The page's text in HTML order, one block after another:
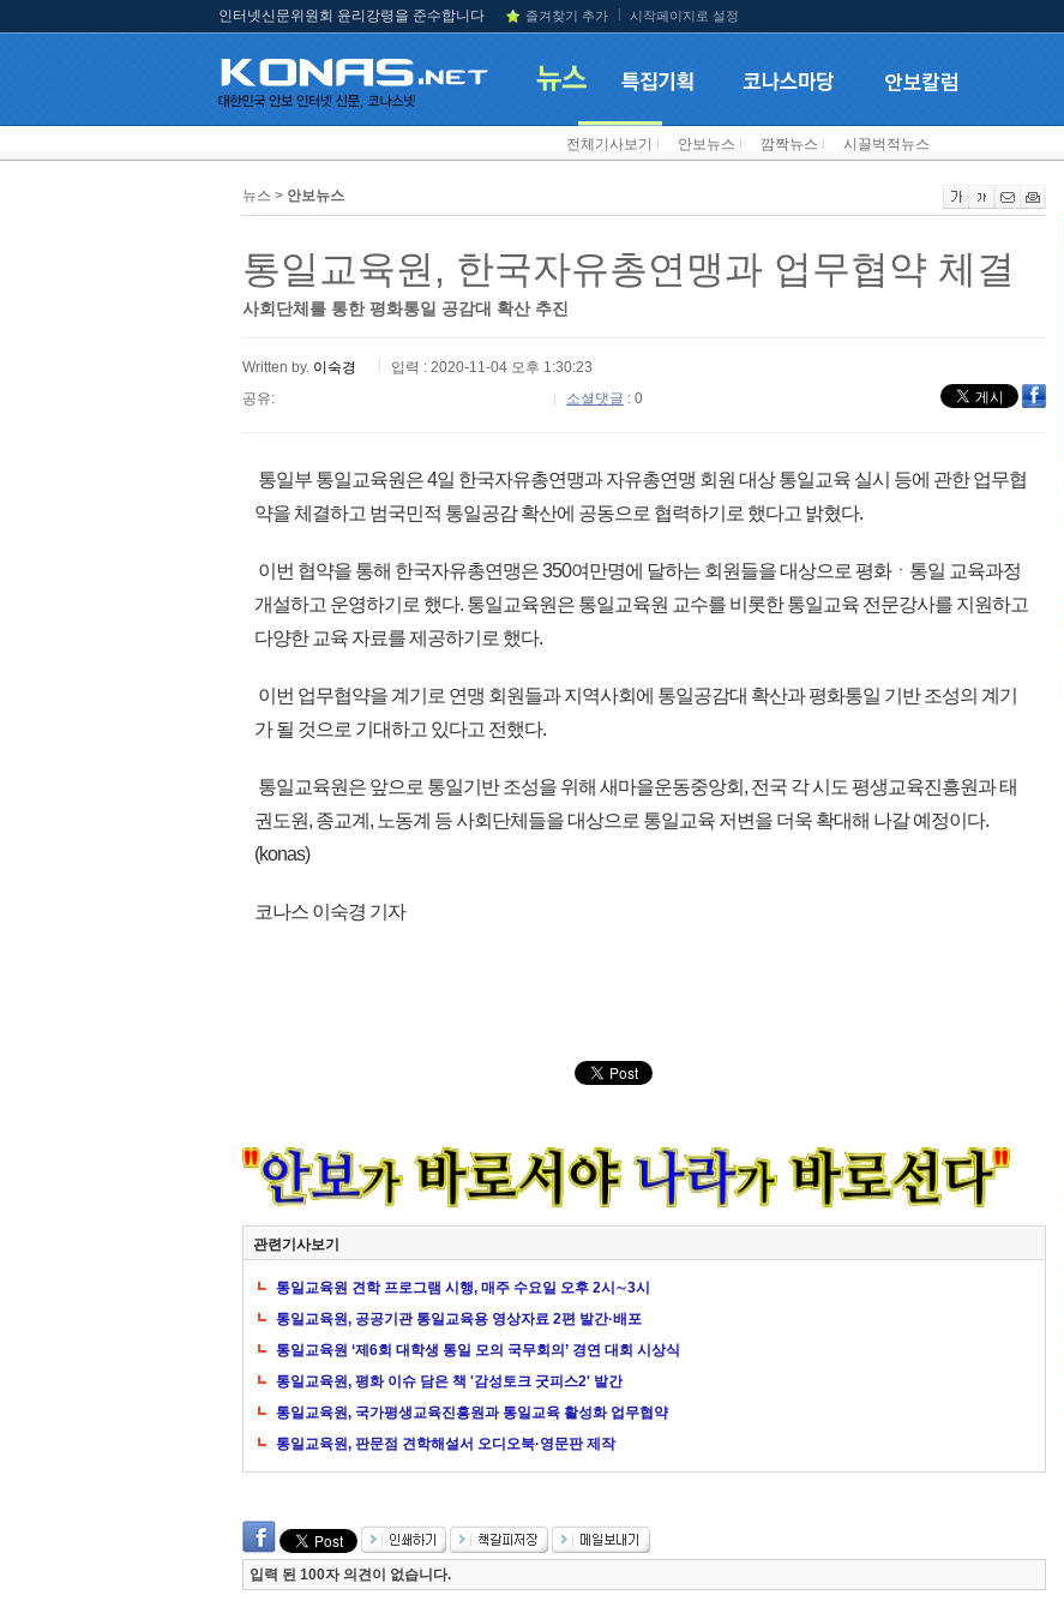
인터넷신문위원회 윤리강령을 준수합니다 즐겨찾기 추가 시작페이지로 설정
전체기사보기 안보뉴스 깜짝뉴스 시끌벅적뉴스
뉴스 > 안보뉴스
통일교육원, 한국자유총연맹과 업무협약 체결
사회단체를 통한 평화통일 공감대 확산 추진
Written by. 이숙경
입력 : 2020-11-04 오후 1:30:23
공유:
소셜댓글 : 0
통일부 통일교육원은 4일 한국자유총연맹과 자유총연맹 회원 대상 통일교육 실시 등에 관한 업무협
약을 체결하고 범국민적 통일공감 확산에 공동으로 협력하기로 했다고 밝혔다.
이번 협약을 통해 한국자유총연맹은 350여만명에 달하는 회원들을 대상으로 평화ㆍ통일 교육과정
개설하고 운영하기로 했다. 통일교육원은 통일교육원 교수를 비롯한 통일교육 전문강사를 지원하고
다양한 교육 자료를 제공하기로 했다.
이번 업무협약을 계기로 연맹 회원들과 지역사회에 통일공감대 확산과 평화통일 기반 조성의 계기
가 될 것으로 기대하고 있다고 전했다.
통일교육원은 앞으로 통일기반 조성을 위해 새마을운동중앙회, 전국 각 시도 평생교육진흥원과 태
권도원, 종교계, 노동계 등 사회단체들을 대상으로 통일교육 저변을 더욱 확대해 나갈 예정이다.
(konas)
코나스 이숙경 기자
관련기사보기
통일교육원 견학 프로그램 시행, 매주 수요일 오후 2시∼3시
통일교육원, 공공기관 통일교육용 영상자료 2편 발간·배포
통일교육원 ‘제6회 대학생 통일 모의 국무회의’ 경연 대회 시상식
통일교육원, 평화 이슈 담은 책 '감성토크 굿피스2' 발간
통일교육원, 국가평생교육진흥원과 통일교육 활성화 업무협약
통일교육원, 판문점 견학해설서 오디오북·영문판 제작
입력 된 100자 의견이 없습니다.